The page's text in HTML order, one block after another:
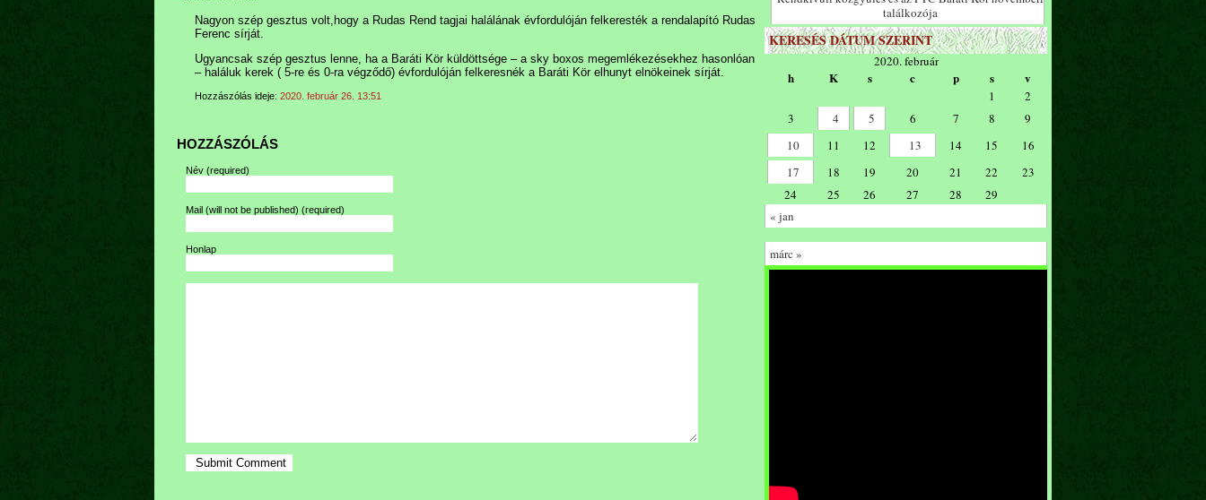
Nagyon szép gesztus volt,hogy a Rudas Rend tagjai halálának évfordulóján felkeresték a rendalapító Rudas
Ferenc sírját.
Ugyancsak szép gesztus lenne, ha a Baráti Kör küldöttsége – a sky boxos megemlékezésekhez hasonlóan
– haláluk kerek ( 5-re és 0-ra végződő) évfordulóján felkeresnék a Baráti Kör elhunyt elnökeinek sírját.
Hozzászólás ideje: 2020. február 26. 13:51
HOZZÁSZÓLÁS
Név (required)
Mail (will not be published) (required)
Honlap
találkozója
KERESÉS DÁTUM SZERINT
2020. február
h K s c p s v
1
2
3
4 5 6 7 8
9
10
11 12 13 14 15
16
17
18 19 20 21 22
23
24
25 26 27 28
29
« jan
márc »